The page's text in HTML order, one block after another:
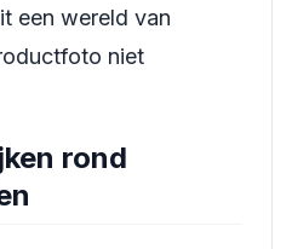
een wereld van
niet
rond